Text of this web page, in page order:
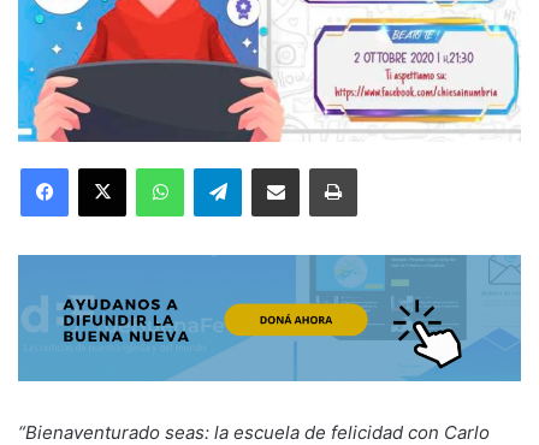
Telegram
“Bienaventurado seas: la escuela de felicidad con Carlo